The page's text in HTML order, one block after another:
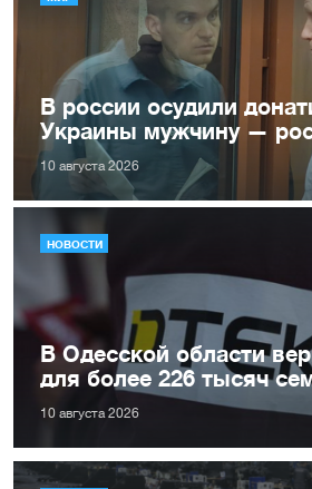
В россии осудили
Украины мужчину —
10 августа 2026
НОВОСТИ
В Одесской области
для более 226 тысяч
10 августа 2026